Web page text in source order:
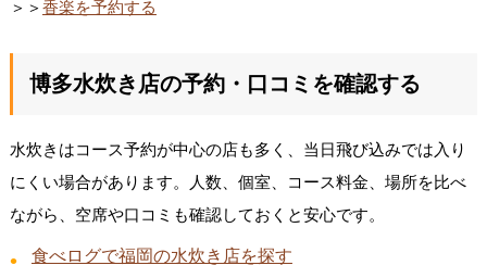
＞＞ 香楽を予約する
博多水炊き店の予約・口コミを確認する
水炊きはコース予約が中心の店も多く、当日飛び込みでは入り
にくい場合があります。人数、個室、コース料金、場所を比べ
ながら、空席や口コミも確認しておくと安心です。
食べログで福岡の水炊き店を探す